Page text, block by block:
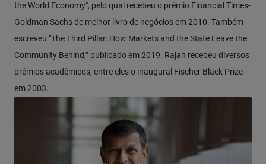
the World Economy", pelo qual recebeu o prêmio Financial Times-
Goldman Sachs de melhor livro de negócios em 2010. Também
escreveu "The Third Pillar: How Markets and the State Leave the
Community Behind,” publicado em 2019. Rajan recebeu diversos
prêmios acadêmicos, entre eles o inaugural Fischer Black Prize
em 2003.